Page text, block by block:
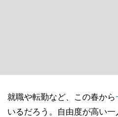
就職や転勤など、この春から
いるだろう。自由度が高い